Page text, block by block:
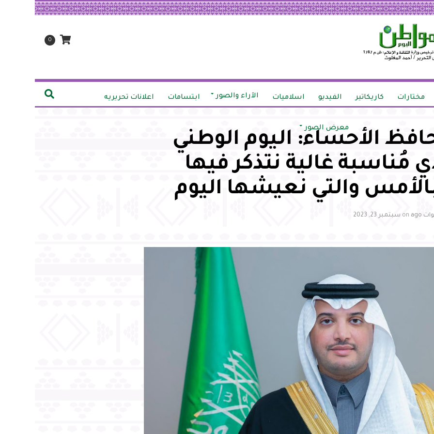
0
مختارات كاريكاتير الفيديو اسلاميات الآراء والصور ابتسامات اعلانات تحريريه
معرض الصور
الأحساء: اليوم الوطني
مُناسبة غالية نتذكر فيها
بالأمس والتي نعيشها اليوم
on سبتمبر 23, 2023